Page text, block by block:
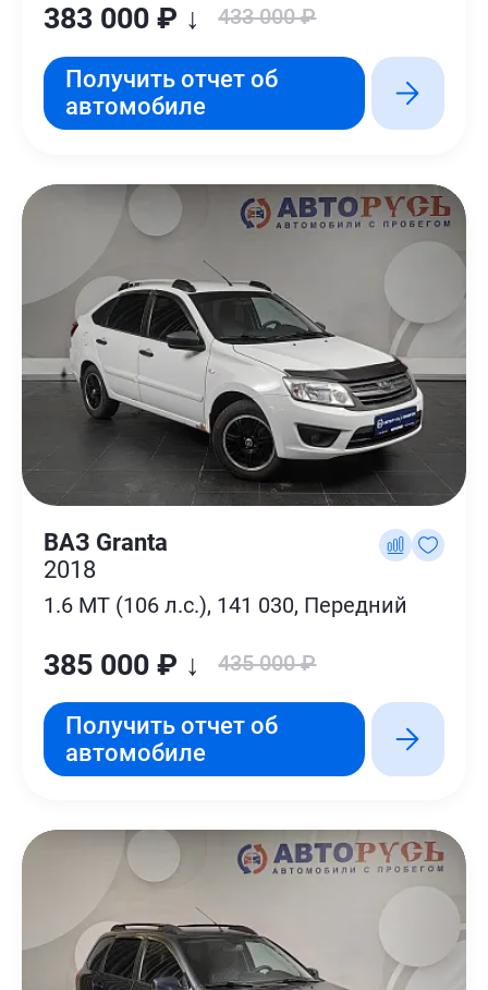
383 000 ₽ ↓ 433 000 ₽
Получить отчет об
автомобиле
ВАЗ Granta
2018
1.6 MT (106 л.с.), 141 030, Передний
385 000 ₽ ↓ 435 000 ₽
Получить отчет об
автомобиле